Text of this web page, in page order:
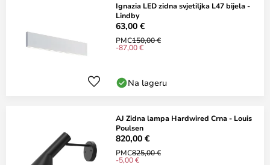
Ignazia LED zidna svjetiljka L47 bijela -
Lindby
63,00 €
PMC150,00 €
-87,00 €
Na lageru
AJ Zidna lampa Hardwired Crna - Louis
Poulsen
820,00 €
PMC825,00 €
-5,00 €